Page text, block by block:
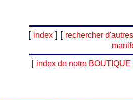
[ index ] [ rechercher
[ index de notre BOUTIQUE